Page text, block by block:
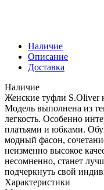
Наличие
Описание
Доставка
Наличие
Женские туфли S.Oliver
Модель выполнена из
легкость. Особенно
платьями и юбками.
модный фасон,
неизменно высокое
несомненно, станет
подчеркнуть свой
Характеристики